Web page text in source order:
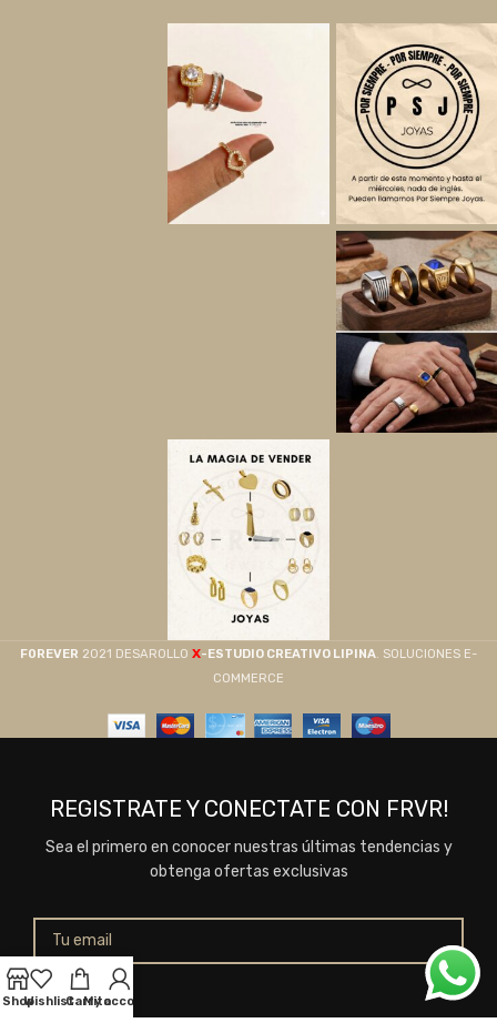
F0REVER 2021 DESAROLLO X-ESTUDIO CREATIVO LIPINA. SOLUCIONES E-
COMMERCE
REGISTRATE Y CONECTATE CON FRVR!
Sea el primero en conocer nuestras últimas tendencias y
obtenga ofertas exclusivas
ShopWishlistCarrito
My account